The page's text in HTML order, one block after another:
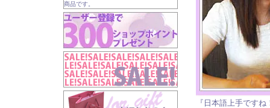
商品です。
『日本語上手です